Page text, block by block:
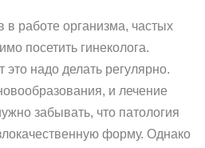
работе организма, частых
посетить гинеколога.
надо делать регулярно.
и лечение
забывать, что патология
форму. Однако